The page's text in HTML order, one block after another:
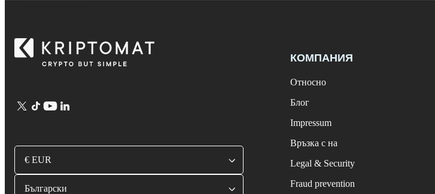
€ EUR
Български
КОМПАНИЯ
Относно
Блог
Impressum
Връзка с на
Legal & Security
Fraud prevention